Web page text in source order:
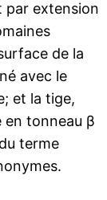
par extension
de la
avec le
et la tige,
en tonneau β
terme